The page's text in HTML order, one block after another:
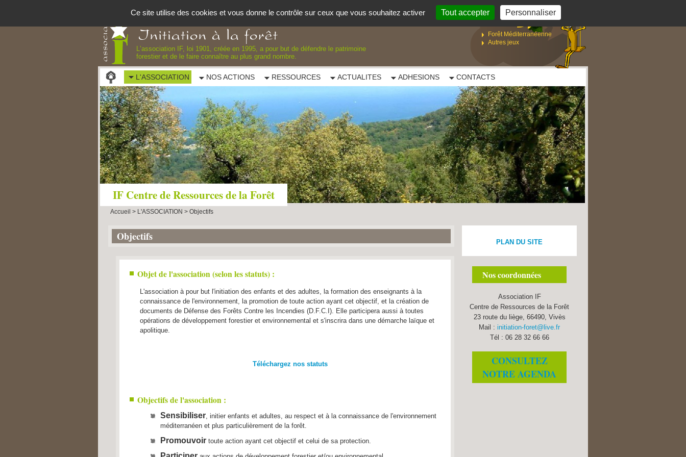
Lʼassociation IF, loi 1901, créée en 1995, a pour but de défendre le patrimoine
forestier et de le faire connaître au plus grand nombre.
LES JEUX
Forêt Méditerranéenne
Autres jeux
L'ASSOCIATION NOS ACTIONS RESSOURCES ACTUALITES ADHESIONS CONTACTS
IF Centre de Ressources de la Forêt
Accueil > L'ASSOCIATION > Objectifs
Objectifs
Objet de l'association (selon les statuts) :
L'association à pour but l'initiation des enfants et des adultes, la formation des enseignants à la
connaissance de l'environnement, la promotion de toute action ayant cet objectif, et la création de
documents de Défense des Forêts Contre les Incendies (D.F.C.I). Elle participera aussi à toutes
opérations de développement forestier et environnemental et s'inscrira dans une démarche laïque et
apolitique.
Téléchargez nos statuts
Objectifs de l'association :
Sensibiliser, initier enfants et adultes, au respect et à la connaissance de l'environnement
méditerranéen et plus particulièrement de la forêt.
Promouvoir toute action ayant cet objectif et celui de sa protection.
PLAN DU SITE
Nos coordonnées
Association IF
Centre de Ressources de la Forêt
23 route du liège, 66490, Vivès
Mail : initiation-foret@live.fr
Tél : 06 28 32 66 66
CONSULTEZ
NOTRE AGENDA
Ce site utilise des cookies et vous donne le contrôle sur ceux que vous souhaitez activer Tout accepter Personnaliser